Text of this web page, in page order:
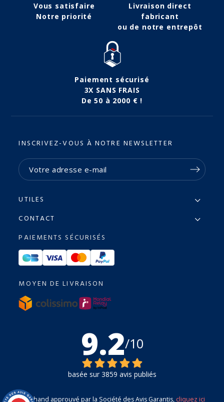
Vous satisfaire
Notre priorité
Livraison direct
fabricant
ou de notre entrepôt
Paiement sécurisé
3X SANS FRAIS
De 50 à 2000 € !
INSCRIVEZ-VOUS À NOTRE NEWSLETTER
UTILES
CONTACT
PAIEMENTS SÉCURISÉS
MOYEN DE LIVRAISON
9.2/10
basée sur 3859 avis publiés
Marchand approuvé par la Société des Avis Garantis, cliquez ici